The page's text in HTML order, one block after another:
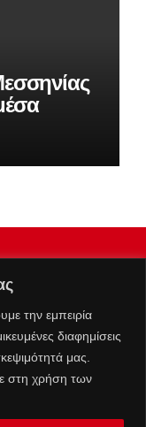
την εμπειρία
διαφημίσεις
μας.
στη χρήση των